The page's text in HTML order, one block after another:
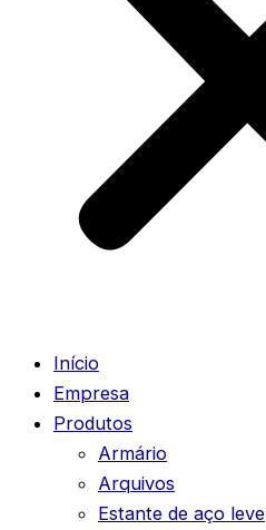
Início
Empresa
Produtos
Armário
Arquivos
Estante de aço leve